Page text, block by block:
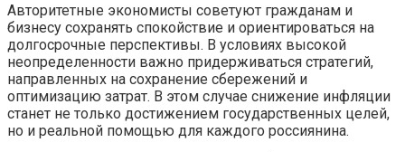
Авторитетные экономисты советуют гражданам и
бизнесу сохранять спокойствие и ориентироваться на
долгосрочные перспективы. В условиях высокой
неопределенности важно придерживаться стратегий,
направленных на сохранение сбережений и
оптимизацию затрат. В этом случае снижение инфляции
станет не только достижением государственных целей,
но и реальной помощью для каждого россиянина.